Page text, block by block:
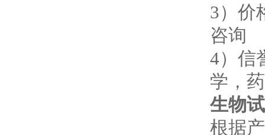
3）价
咨询
4）信
学，
生物
根据